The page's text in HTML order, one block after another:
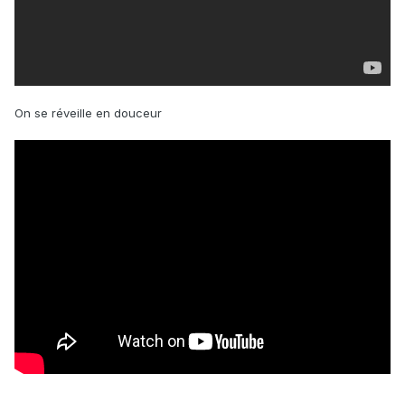
On se réveille en douceur